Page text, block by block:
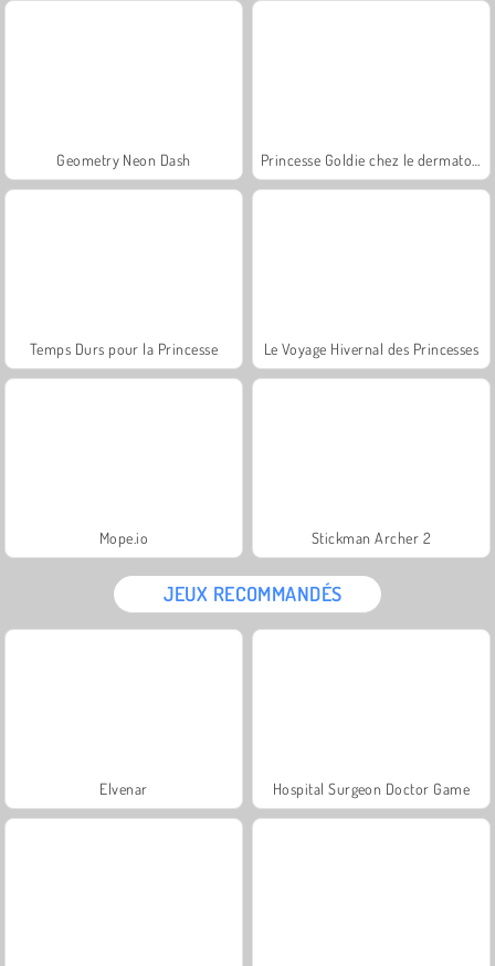
Geometry Neon Dash
Temps Durs pour la Princesse Le Voyage Hivernal des Princesses
Mope.io Stickman Archer 2
JEUX RECOMMANDÉS
Elvenar Hospital Surgeon Doctor Game